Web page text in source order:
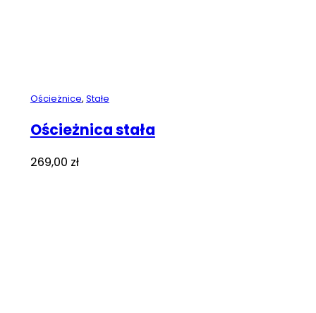
Ościeżnice, Stałe
Ościeżnica stała
269,00 zł